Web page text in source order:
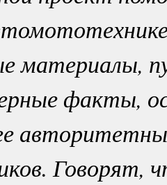
материалы,
факты,
Говорят,